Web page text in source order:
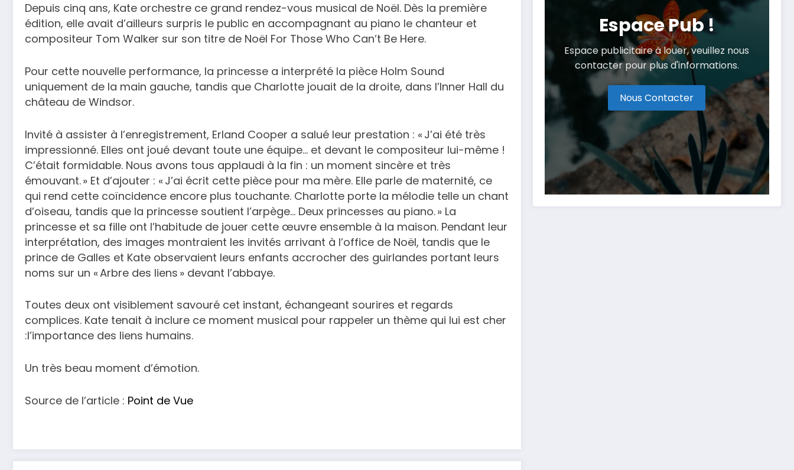
Depuis cinq ans, Kate orchestre ce grand rendez-vous musical de Noël. Dès la première
édition, elle avait d’ailleurs surpris le public en accompagnant au piano le chanteur et
compositeur Tom Walker sur son titre de Noël For Those Who Can’t Be Here.
Pour cette nouvelle performance, la princesse a interprété la pièce Holm Sound
uniquement de la main gauche, tandis que Charlotte jouait de la droite, dans l’Inner Hall du
château de Windsor.
Invité à assister à l’enregistrement, Erland Cooper a salué leur prestation : « J’ai été très
impressionné. Elles ont joué devant toute une équipe… et devant le compositeur lui-même !
C’était formidable. Nous avons tous applaudi à la fin : un moment sincère et très
émouvant. » Et d’ajouter : « J’ai écrit cette pièce pour ma mère. Elle parle de maternité, ce
qui rend cette coïncidence encore plus touchante. Charlotte porte la mélodie telle un chant
d’oiseau, tandis que la princesse soutient l’arpège… Deux princesses au piano. » La
princesse et sa fille ont l’habitude de jouer cette œuvre ensemble à la maison. Pendant leur
interprétation, des images montraient les invités arrivant à l’office de Noël, tandis que le
prince de Galles et Kate observaient leurs enfants accrocher des guirlandes portant leurs
noms sur un « Arbre des liens » devant l’abbaye.
Toutes deux ont visiblement savouré cet instant, échangeant sourires et regards
complices. Kate tenait à inclure ce moment musical pour rappeler un thème qui lui est cher
:l’importance des liens humains.
Un très beau moment d’émotion.
Source de l’article : Point de Vue
Espace Pub !
Espace publicitaire à louer, veuillez nous
contacter pour plus d'informations.
Nous Contacter